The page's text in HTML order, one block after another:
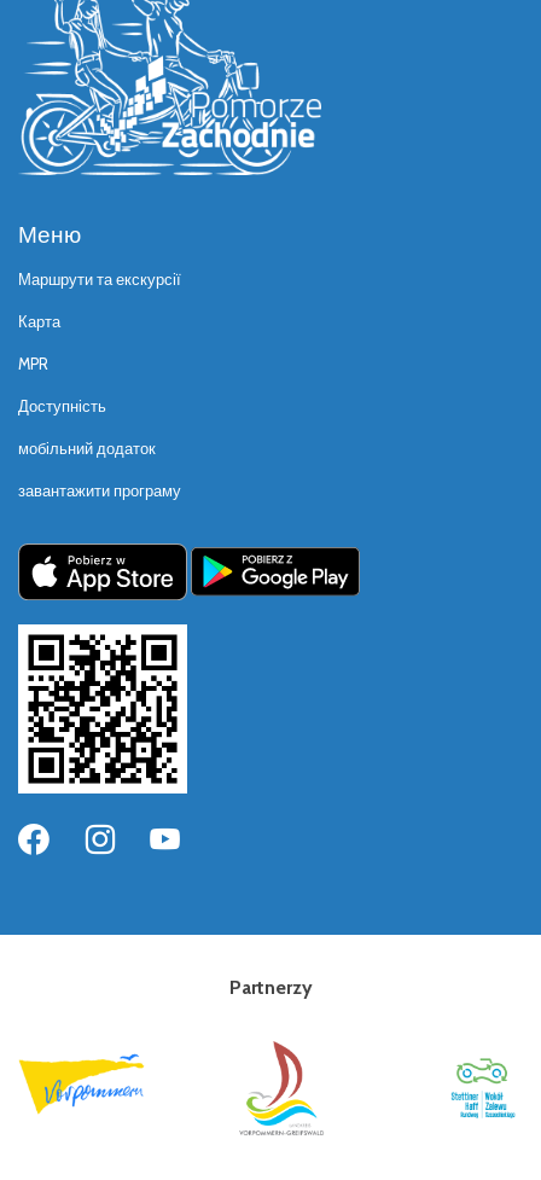
Меню
Маршрути та екскурсії
Карта
MPR
Доступність
мобільний додаток
завантажити програму
Partnerzy